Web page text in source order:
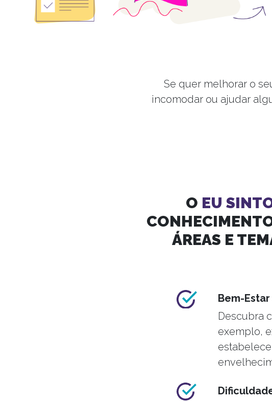
Se quer melhorar o
incomodar ou ajudar
O EU
ÁREAS E
Bem-
Descubra
exemplo,